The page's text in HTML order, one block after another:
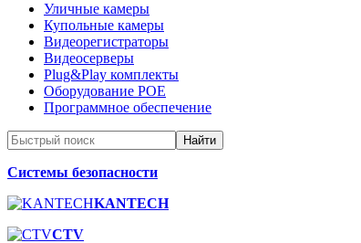
Уличные камеры
Купольные камеры
Видеорегистраторы
Видеосерверы
Plug&Play комплекты
Оборудование POE
Программное обеспечение
Системы безопасности
KANTECH
CTV